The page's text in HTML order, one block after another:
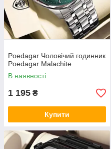
Poedagar Чоловічий годинник
Poedagar Malachite
В наявності
1 195 ₴
Купити